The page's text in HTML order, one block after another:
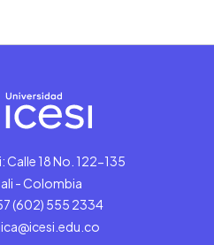
Calle 18 No. 122-135
- Colombia
(602) 555 2334